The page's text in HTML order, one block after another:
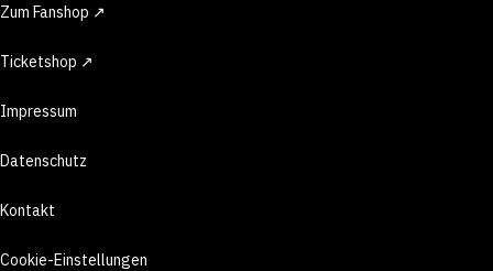
Zum Fanshop ↗
Ticketshop ↗
Impressum
Datenschutz
Kontakt
Cookie-Einstellungen